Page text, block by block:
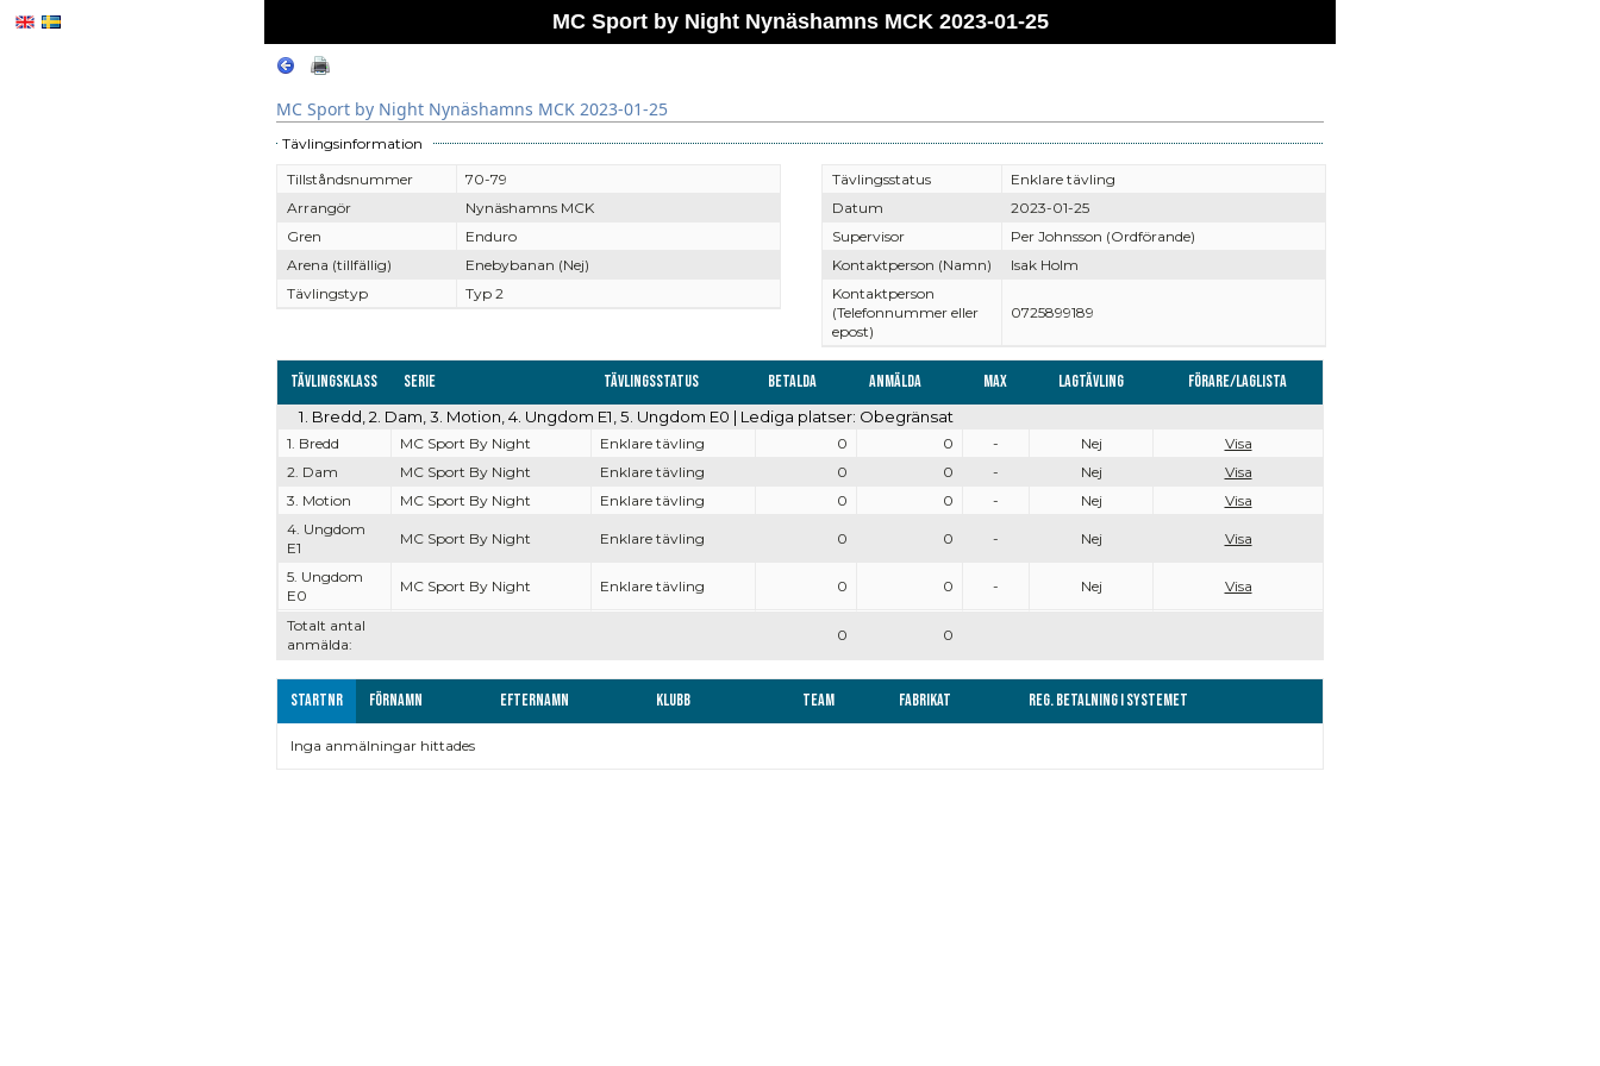
MC Sport by Night Nynäshamns MCK 2023-01-25
MC Sport by Night Nynäshamns MCK 2023-01-25
Tävlingsinformation
Tillståndsnummer
70-79
Arrangör
Nynäshamns MCK
Gren
Enduro
Arena (tillfällig)
Enebybanan (Nej)
Tävlingstyp
Typ 2
Tävlingsstatus
Enklare tävling
Datum
2023-01-25
Supervisor
Per Johnsson (Ordförande)
Kontaktperson (Namn)
Isak Holm
Kontaktperson
(Telefonnummer eller
epost)
0725899189
Tävlingsklass Serie Tävlingsstatus Betalda Anmälda Max Lagtävling Förare/Laglista
Totalt antal
anmälda:
0 0
1. Bredd, 2. Dam, 3. Motion, 4. Ungdom E1, 5. Ungdom E0 | Lediga platser: Obegränsat
1. Bredd MC Sport By Night Enklare tävling 0 0 - Nej
Visa
2. Dam
MC Sport By Night Enklare tävling 0 0 - Nej
Visa
3. Motion
MC Sport By Night Enklare tävling 0 0 - Nej
Visa
4. Ungdom
E1
MC Sport By Night Enklare tävling 0 0 - Nej Visa
5. Ungdom
E0
MC Sport By Night Enklare tävling 0 0 - Nej Visa
Startnr Förnamn Efternamn Klubb Team Fabrikat Reg. Betalning i systemet
Inga anmälningar hittades